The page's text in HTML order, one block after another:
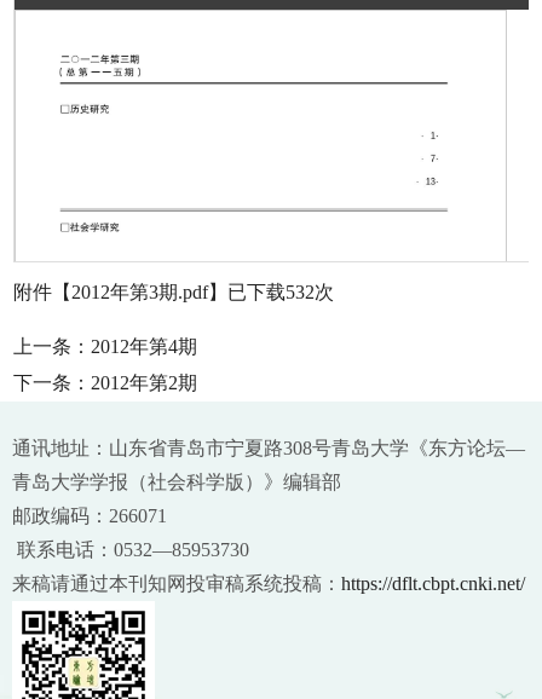
附件【 2012年第3期.pdf】已下载532次
上一条： 2012年第4期
下一条： 2012年第2期
通讯地址：山东省青岛市宁夏路308号青岛大学《东方论坛—
青岛大学学报（社会科学版）》编辑部
邮政编码：266071
联系电话：0532—85953730
来稿请通过本刊知网投审稿系统投稿： https://dflt.cbpt.cnki.net/